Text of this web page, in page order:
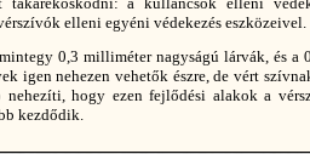
elleni egyéni védekezés eszközeivel.
0,3 milliméter nagyságú lárvák, és
igen nehezen vehetők észre, de vért
nehezíti, hogy ezen fejlődési alakok a
kezdődik.